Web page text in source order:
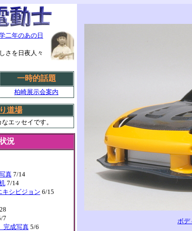
二年のあの日
さを日夜人々
一時的話題
柏崎展示会案内
道場
エッセイです。
況
真7/14
7/14
キシビジョン 6/15
7
完成写真5/6
ボデ